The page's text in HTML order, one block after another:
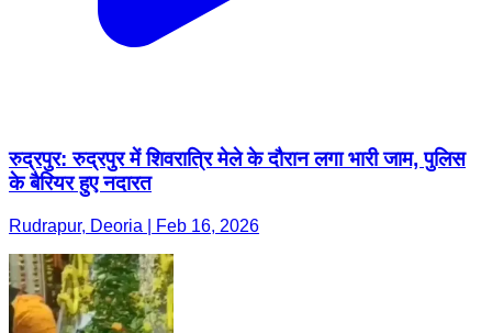
रुद्रपुर: रुद्रपुर में शिवरात्रि मेले के दौरान लगा भारी जाम, पुलिस
के बैरियर हुए नदारत
Rudrapur, Deoria | Feb 16, 2026